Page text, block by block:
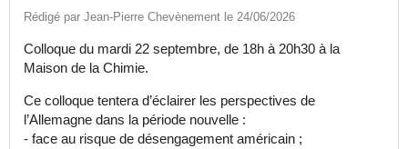
Rédigé par Jean-Pierre Chevènement le 24/06/2026
Colloque du mardi 22 septembre, de 18h à 20h30 à la
Maison de la Chimie.
Ce colloque tentera d’éclairer les perspectives de
l’Allemagne dans la période nouvelle :
- face au risque de désengagement américain ;